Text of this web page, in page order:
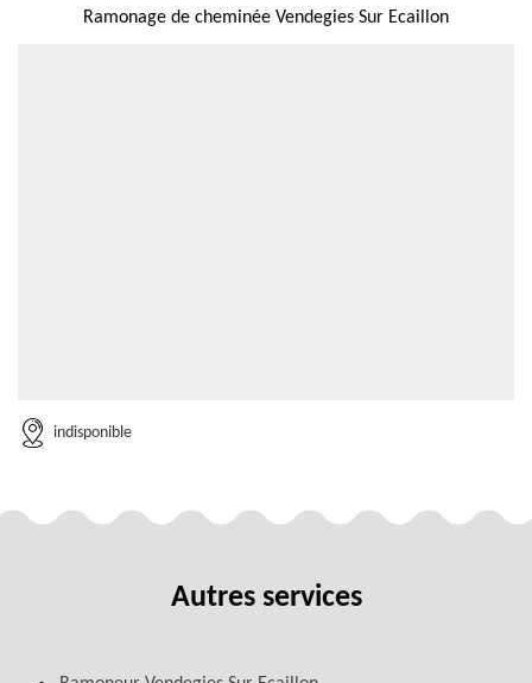
Ramonage de cheminée Vendegies Sur Ecaillon
indisponible
Autres services